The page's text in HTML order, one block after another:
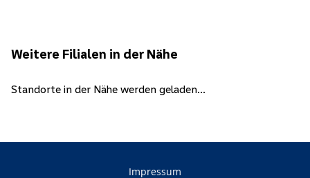
Weitere Filialen in der Nähe
Standorte in der Nähe werden geladen...
Impressum